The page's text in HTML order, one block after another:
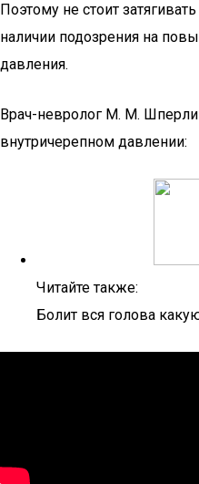
Поэтому не стоит
наличии подозрения на
давления.
Врач-невролог М. М.
внутричерепном давлении:
Читайте также:
Болит вся голова